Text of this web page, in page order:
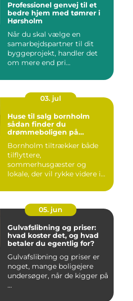
Professionel genvej til et
bedre hjem med tømrer i
Hørsholm
Når du skal vælge en
samarbejdspartner til dit
byggeprojekt, handler det
om mere end pri...
03. jul
Huse til salg bornholm
sådan finder du
drømmeboligen på
Bornholm tiltrækker både
tilflyttere,
sommerhusgæster og
lokale, der vil rykke videre i
05. jun
Gulvafslibning og priser:
hvad koster det, og hvad
betaler du egentlig for?
Gulvafslibning og priser er
noget, mange boligejere
undersøger, når de kigger på
...